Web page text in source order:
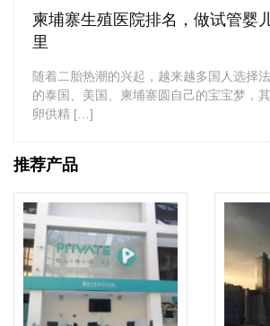
柬埔寨生殖医院排名，做试管婴
里
随着二胎热潮的兴起，越来越多国人选择
的泰国、美国、柬埔寨圆自己的宝宝梦，
卵供精 […]
推荐产品